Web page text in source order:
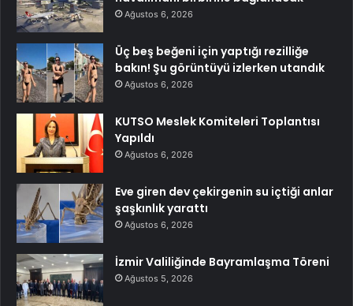
Ağustos 6, 2026
Üç beş beğeni için yaptığı rezilliğe
bakın! Şu görüntüyü izlerken utandık
Ağustos 6, 2026
KUTSO Meslek Komiteleri Toplantısı
Yapıldı
Ağustos 6, 2026
Eve giren dev çekirgenin su içtiği anlar
şaşkınlık yarattı
Ağustos 6, 2026
İzmir Valiliğinde Bayramlaşma Töreni
Ağustos 5, 2026